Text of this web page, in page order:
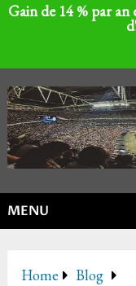
Gain de 14 % par
MENU
Home
Blog